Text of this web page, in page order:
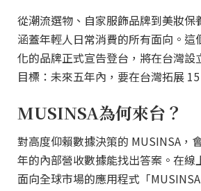
從潮流選物、自家服飾品牌到美妝保
涵蓋年輕人日常消費的所有面向。這
化的品牌正式宣告登台，將在台灣設
目標：未來五年內，要在台灣拓展
MUSINSA為何來台？
對高度仰賴數據決策的 MUSINSA，
年的內部營收數據能找出答案。在線
面向全球市場的應用程式「